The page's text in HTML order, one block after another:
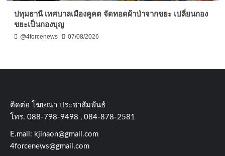
ปทุมธานี เทศบาลเมืองคูคต จัดทอดผ้าป่าจากขยะ เปลี่ยนกอง
ขยะเป็นกองบุญ
@4forcenews 07/08/2026
ติดต่อ​ โฆษณา​ ประชาสัมพันธ์
โทร​. 088-798-9498 , 084-878-2581
E.mail: kjinaon@gmail.com
4forcenews@gmail.com